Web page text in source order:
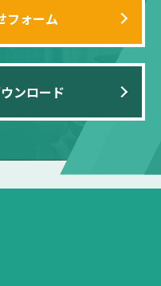
フォーム
ンロード